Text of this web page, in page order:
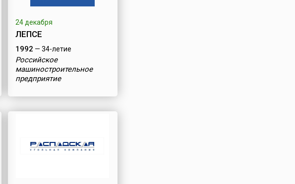
24 декабря
ЛЕПСЕ
1992 — 34-летие
Российское
машиностроительное
предприятие